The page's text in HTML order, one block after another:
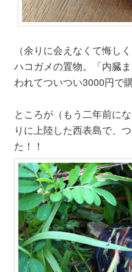
（余りに会えなくて悔し
ハコガメの置物。「内臓
われてついつい3000円で
ところが（もう二年前に
りに上陸した西表島で、
た！！